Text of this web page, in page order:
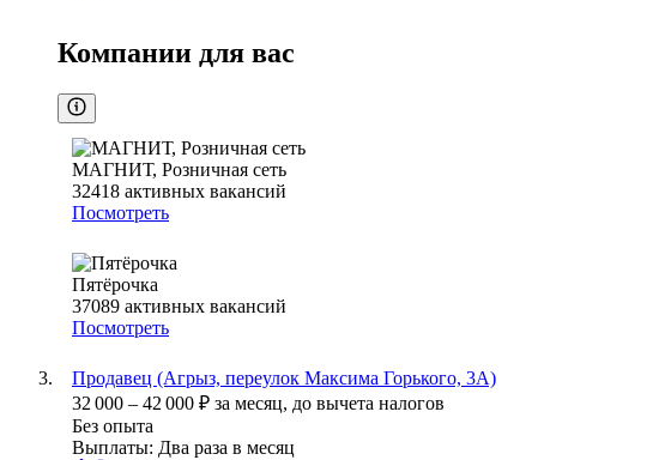
Компании для вас
МАГНИТ, Розничная сеть
32418 активных вакансий
Посмотреть
Пятёрочка
37089 активных вакансий
Посмотреть
Продавец (Агрыз, переулок Максима Горького, 3А)
32 000 – 42 000 ₽ за месяц, до вычета налогов
Без опыта
Выплаты: Два раза в месяц